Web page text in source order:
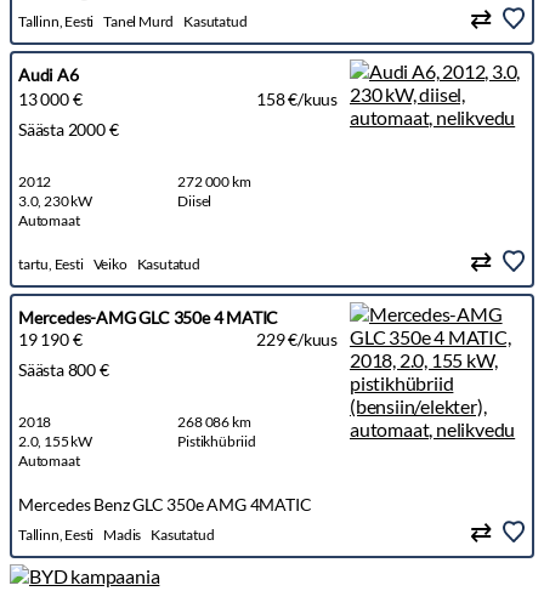
Tallinn, Eesti Tanel Murd Kasutatud
Audi A6
13 000 €
158 €/kuus
Säästa 2000 €
2012
272 000 km
3.0, 230 kW
Diisel
Automaat
tartu, Eesti Veiko Kasutatud
Mercedes-AMG GLC 350e 4 MATIC
19 190 €
229 €/kuus
Säästa 800 €
2018
268 086 km
2.0, 155 kW
Pistikhübriid
Automaat
Mercedes Benz GLC 350e AMG 4MATIC
Tallinn, Eesti Madis Kasutatud